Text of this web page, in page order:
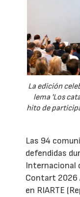
La edición
lema 'Los
hito de
Las 94
defendidas
Internacional
Contart 2026
en RIARTE